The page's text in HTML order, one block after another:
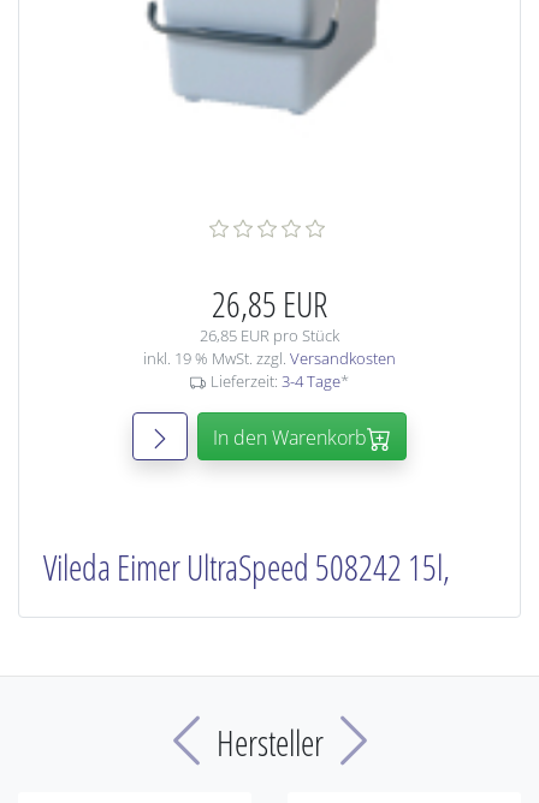
26,85 EUR
26,85 EUR pro Stück
inkl. 19 % MwSt. zzgl. Versandkosten
Lieferzeit: 3-4 Tage*
In den Warenkorb
Vileda Eimer UltraSpeed 508242 15l,
Previous
Hersteller